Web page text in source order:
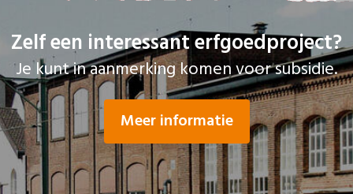
Zelf een interessant erfgoedproject?
Je kunt in aanmerking komen voor subsidie.
Meer informatie